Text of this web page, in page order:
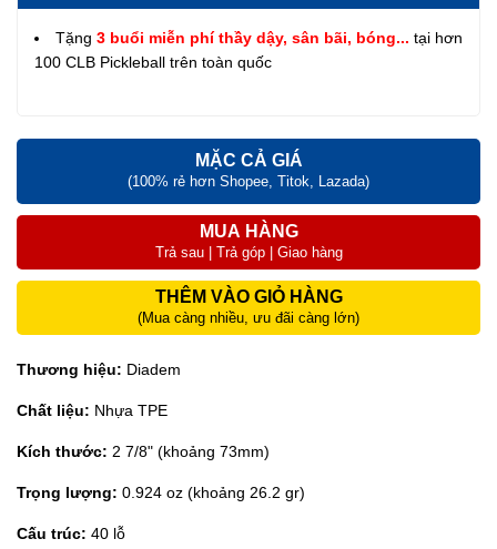
Tặng 3 buổi miễn phí thầy dậy, sân bãi, bóng... tại hơn
100 CLB Pickleball trên toàn quốc
MẶC CẢ GIÁ
(100% rẻ hơn Shopee, Titok, Lazada)
MUA HÀNG
Trả sau | Trả góp | Giao hàng
THÊM VÀO GIỎ HÀNG
(Mua càng nhiều, ưu đãi càng lớn)
Thương hiệu: Diadem
Chất liệu: Nhựa TPE
Kích thước: 2 7/8" (khoảng 73mm)
Trọng lượng: 0.924 oz (khoảng 26.2 gr)
Cấu trúc: 40 lỗ